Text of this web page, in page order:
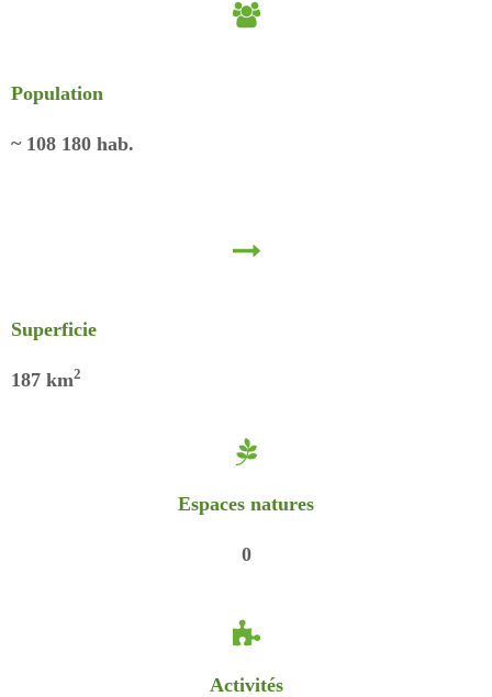
Population
~ 108 180 hab.
Superficie
187 km2
Espaces natures
0
Activités